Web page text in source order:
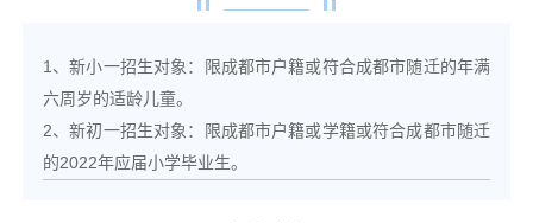
1、新小一招生对象：限成都市户籍或符合成都市随迁的年满
六周岁的适龄儿童。
2、新初一招生对象：限成都市户籍或学籍或符合成都市随迁
的2022年应届小学毕业生。